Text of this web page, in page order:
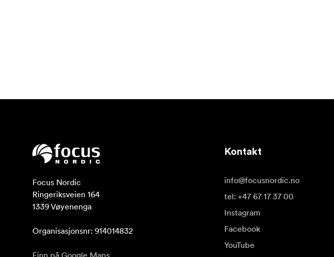
Focus Nordic
Ringeriksveien 164
1339 Vøyenenga
Organisasjonsnr: 914014832
Kontakt
info@focusnordic.no
tel: +47 67 17 37 00
Instagram
Facebook
YouTube